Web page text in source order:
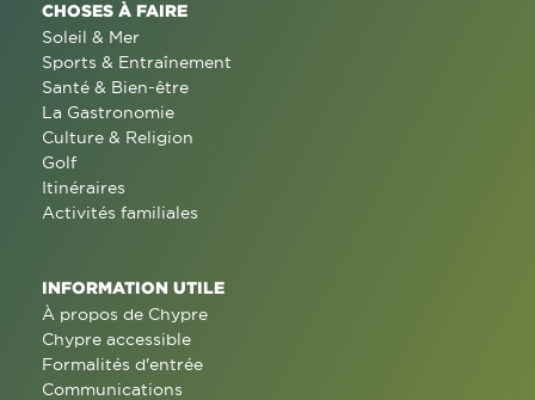
CHOSES À FAIRE
Soleil & Mer
Sports & Entraînement
Santé & Bien-être
La Gastronomie
Culture & Religion
Golf
Itinéraires
Activités familiales
INFORMATION UTILE
À propos de Chypre
Chypre accessible
Formalités d'entrée
Communications